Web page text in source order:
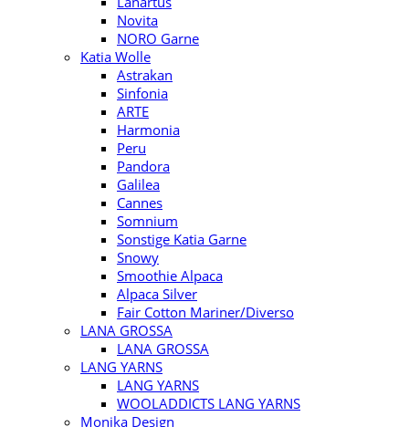
Novita
NORO Garne
Katia Wolle
Astrakan
Sinfonia
ARTE
Harmonia
Peru
Pandora
Galilea
Cannes
Somnium
Sonstige Katia Garne
Snowy
Smoothie Alpaca
Alpaca Silver
Fair Cotton Mariner/Diverso
LANA GROSSA
LANA GROSSA
LANG YARNS
LANG YARNS
WOOLADDICTS LANG YARNS
Monika Design